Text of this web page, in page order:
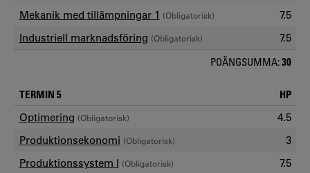
Mekanik med tillämpningar 1 (Obligatorisk)
7.5
Industriell marknadsföring (Obligatorisk) 7.5
POÄNGSUMMA:30
TERMIN 5 HP
Optimering (Obligatorisk)
4.5
Produktionsekonomi (Obligatorisk)
3
Produktionssystem I (Obligatorisk)
7.5